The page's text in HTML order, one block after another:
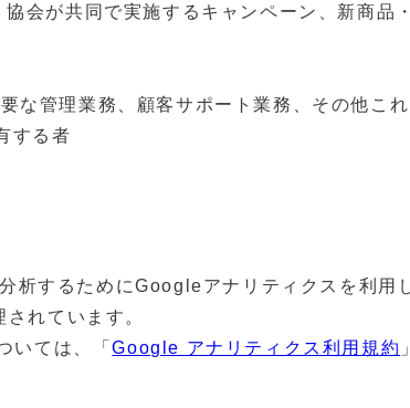
会が共同で実施するキャンペーン、新商品
な管理業務、顧客サポート業務、その他こ
する者
析するためにGoogleアナリティクスを利
れています。
いては、「Google アナリティクス利⽤規約